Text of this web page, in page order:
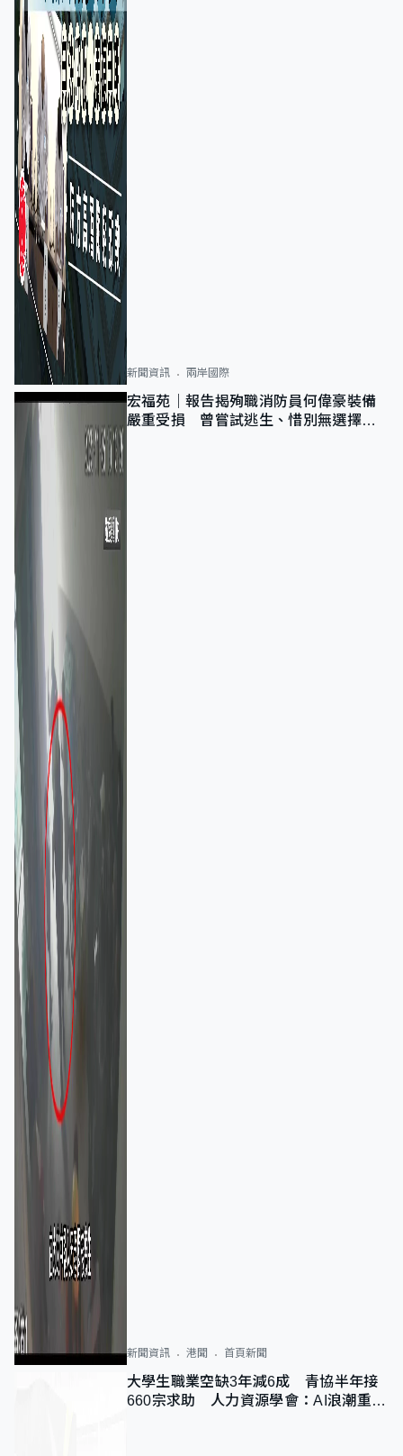
新聞資訊 兩岸國際
宏福苑｜報告揭殉職消防員何偉豪裝備
嚴重受損 曾嘗試逃生、惜別無選擇下
新聞資訊 港聞 首頁新聞
大學生職業空缺3年減6成 青協半年接
660宗求助 人力資源學會：AI浪潮重整